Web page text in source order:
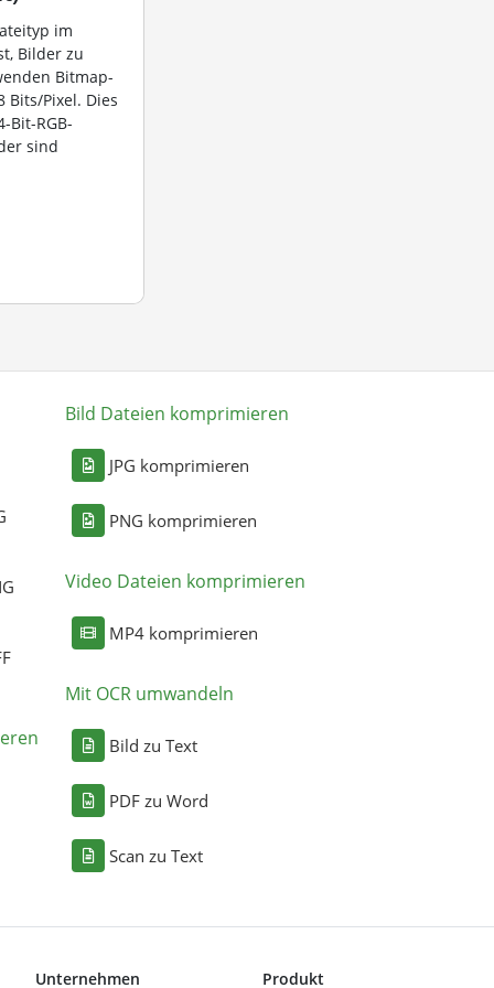
im
Bilder zu
Bitmap-
Pixel. Dies
Bit-RGB-
sind
Bild Dateien komprimieren
JPG komprimieren
PNG komprimieren
Video Dateien komprimieren
MP4 komprimieren
Mit OCR umwandeln
Bild zu Text
PDF zu Word
Scan zu Text
Unternehmen Produkt